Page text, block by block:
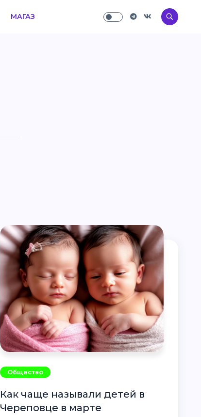
МАГАЗ
Общество
Как чаще называли детей в
Череповце в марте